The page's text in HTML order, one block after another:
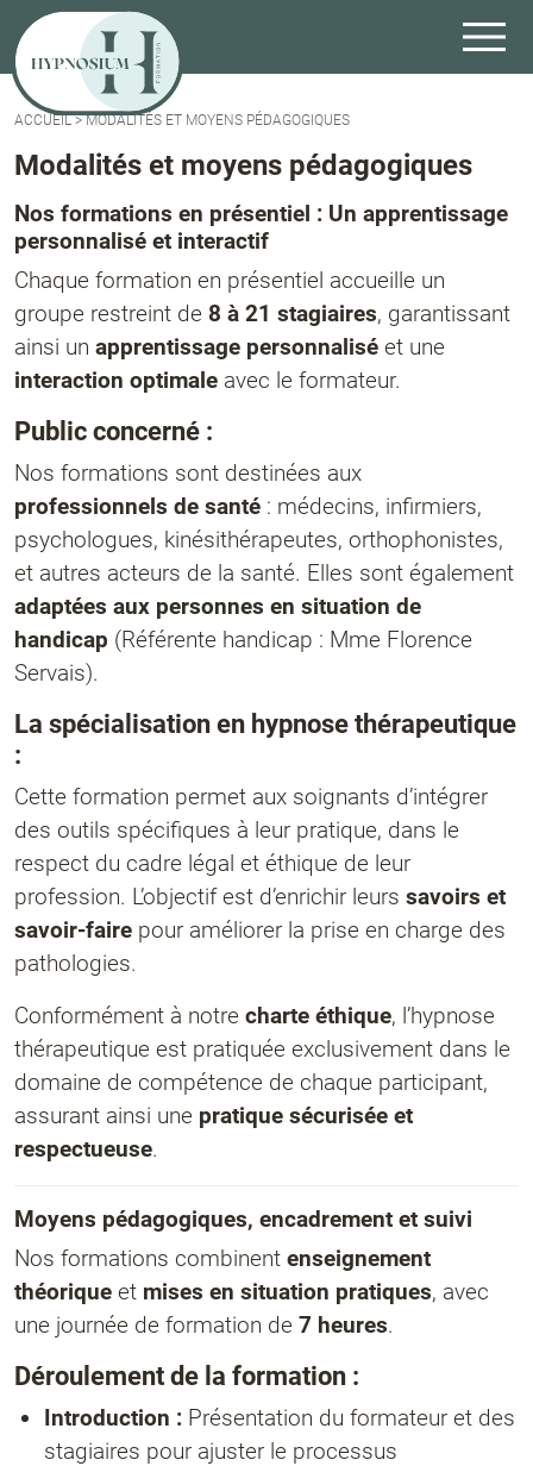
ACCUEIL>MODALITÉS ET MOYENS PÉDAGOGIQUES
Modalités et moyens pédagogiques
Nos formations en présentiel : Un apprentissage
personnalisé et interactif
Chaque formation en présentiel accueille un
groupe restreint de 8 à 21 stagiaires, garantissant
ainsi un apprentissage personnalisé et une
interaction optimale avec le formateur.
Public concerné :
Nos formations sont destinées aux
professionnels de santé : médecins, infirmiers,
psychologues, kinésithérapeutes, orthophonistes,
et autres acteurs de la santé. Elles sont également
adaptées aux personnes en situation de
handicap (Référente handicap : Mme Florence
Servais).
La spécialisation en hypnose thérapeutique
:
Cette formation permet aux soignants d’intégrer
des outils spécifiques à leur pratique, dans le
respect du cadre légal et éthique de leur
profession. L’objectif est d’enrichir leurs savoirs et
savoir-faire pour améliorer la prise en charge des
pathologies.
Conformément à notre charte éthique, l’hypnose
thérapeutique est pratiquée exclusivement dans le
domaine de compétence de chaque participant,
assurant ainsi une pratique sécurisée et
respectueuse.
Moyens pédagogiques, encadrement et suivi
Nos formations combinent enseignement
théorique et mises en situation pratiques, avec
une journée de formation de 7 heures.
Déroulement de la formation :
Introduction : Présentation du formateur et des
stagiaires pour ajuster le processus